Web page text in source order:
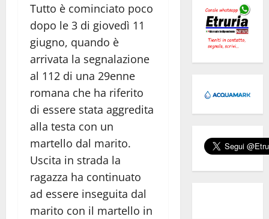
Tutto è cominciato poco
dopo le 3 di giovedì 11
giugno, quando è
arrivata la segnalazione
al 112 di una 29enne
romana che ha riferito
di essere stata aggredita
alla testa con un
martello dal marito.
Uscita in strada la
ragazza ha continuato
ad essere inseguita dal
marito con il martello in